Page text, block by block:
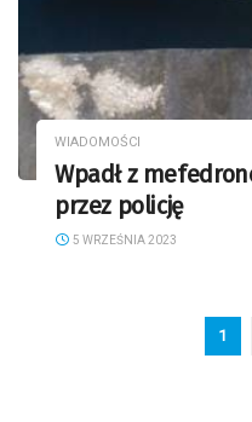
WIADOMOŚCI
Wpadł z
przez policję
5 WRZEŚNIA 2023
1